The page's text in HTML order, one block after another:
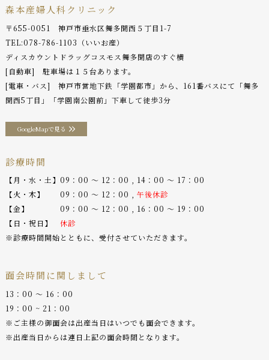
森本産婦人科クリニック
〒655-0051 神戸市垂水区舞多聞西５丁目1-7
TEL:078-786-1103 （いいお産）
ディスカウントドラッグコスモス舞多聞店のすぐ横
[自動車] 駐車場は１５台あります。
[電車・バス] 神戸市営地下鉄「学園都市」から、161番バスにて「舞多
聞西5丁目」「学園南公園前」下車して徒歩3分
GoogleMapで見る
診療時間
【月・水・土】09：00 〜 12：00 , 14：00 〜 17：00
【火・木】 09：00 〜 12：00 , 午後休診
【金】 09：00 〜 12：00 , 16：00 〜 19：00
【日・祝日】 休診
※診療時間開始とともに、受付させていただきます。
面会時間に関しまして
13：00 〜 16：00
19：00 ~ 21：00
※ご主様の御面会は出産当日はいつでも面会できます。
※出産当日からは連日上記の面会時間となります。